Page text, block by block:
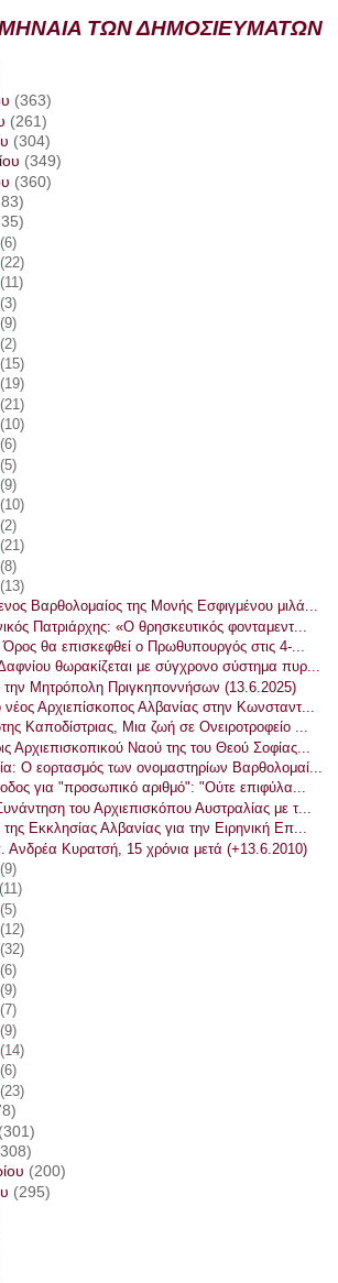
ΤΩΝ ΔΗΜΟΣΙΕΥΜΑΤΩΝ
(363)
(261)
(304)
(349)
(360)
(6)
(22)
(11)
(3)
(9)
(2)
(15)
(19)
(21)
(10)
(6)
(5)
(9)
(10)
(2)
(21)
(8)
(13)
Βαρθολομαίος της Μονής Εσφιγμένου μιλά...
Πατριάρχης: «Ο θρησκευτικός φονταμεντ...
Όρος θα επισκεφθεί ο Πρωθυπουργός στις 4-...
θωρακίζεται με σύγχρονο σύστημα πυρ...
Μητρόπολη Πριγκηποννήσων (13.6.2025)
νέος Αρχιεπίσκοπος Αλβανίας στην Κωνσταντ...
Καποδίστριας, Μια ζωή σε Ονειροτροφείο ...
Αρχιεπισκοπικού Ναού της του Θεού Σοφίας...
Ο εορτασμός των ονομαστηρίων Βαρθολομαί...
για "προσωπικό αριθμό": "Ούτε επιφύλα...
του Αρχιεπισκόπου Αυστραλίας με τ...
Εκκλησίας Αλβανίας για την Ειρηνική Επ...
Ανδρέα Κυρατσή, 15 χρόνια μετά (+13.6.2010)
(9)
(11)
(5)
(12)
(32)
(6)
(9)
(7)
(9)
(14)
(6)
(23)
(301)
(200)
(295)